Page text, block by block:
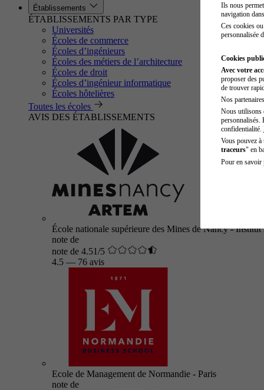
Établissements
ÉTABLISSEMENTS PAR TYPE
Universités
Écoles de commerce
Écoles d’ingénieurs
Écoles des métiers de l’architecture
Écoles de droit
Écoles d’ingénieur informatique
Écoles hôtelières
Toutes les écoles
AVIS DES ÉTABLISSEMENTS
École nationale supérieure des Mines de Nancy -
note de
note de 4.51/5
4.5 — 76 avis
Ecole de Management de Normandie - Paris
note de
Ils nous
navigation
Ces cookies
personnalisée
Cookies
Avec votre
proposer des
de trouver
Nos
Nous utilisons
personnalisés.
confidentialité.
Vous pouvez
traceurs" en
Pour en